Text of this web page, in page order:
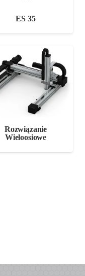
ES 35
Rozwiązanie
Wieloosiowe